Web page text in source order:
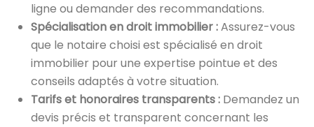
ligne ou demander des recommandations.
Spécialisation en droit immobilier :Assurez-vous
que le notaire choisi est spécialisé en droit
immobilier pour une expertise pointue et des
conseils adaptés à votre situation.
Tarifs et honoraires transparents : Demandez un
devis précis et transparent concernant les